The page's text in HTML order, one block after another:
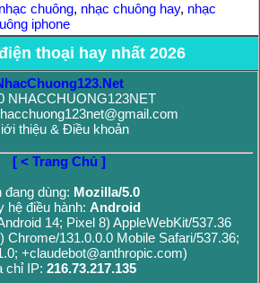
chuông, nhạc chuông hay, nhạc
iphone
thoại hay nhất 2026
NHACCHUONG123NET
thiệu & Điều khoản
[ < Trang Chủ ]
đang dùng: Mozilla/5.0
hệ điều hành: Android
14; Pixel 8) AppleWebKit/537.36
Chrome/131.0.0.0 Mobile Safari/537.36;
+claudebot@anthropic.com)
chỉ IP: 216.73.217.135